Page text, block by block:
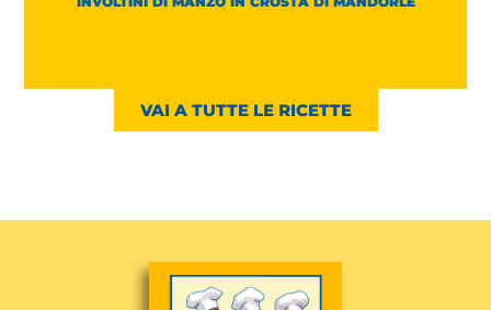
VAI A TUTTE LE RICETTE